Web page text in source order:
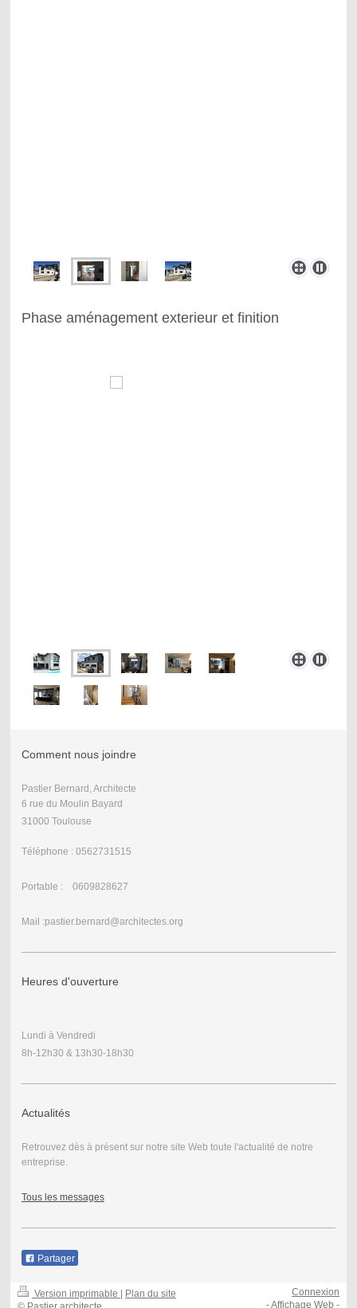
Phase aménagement exterieur et finition
Comment nous joindre
Pastier Bernard, Architecte
6 rue du Moulin Bayard
31000 Toulouse
Téléphone : 0562731515
Portable : 0609828627
Mail :pastier.bernard@architectes.org
Heures d'ouverture
Lundi à Vendredi
8h-12h30 & 13h30-18h30
Actualités
Retrouvez dès à présent sur notre site Web toute l'actualité de notre
entreprise.
Tous les messages
Partager
Version imprimable
Plan du site
Connexion
-Affichage Web -